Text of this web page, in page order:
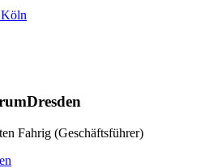
Köln
Fahrig (Geschäftsführer)